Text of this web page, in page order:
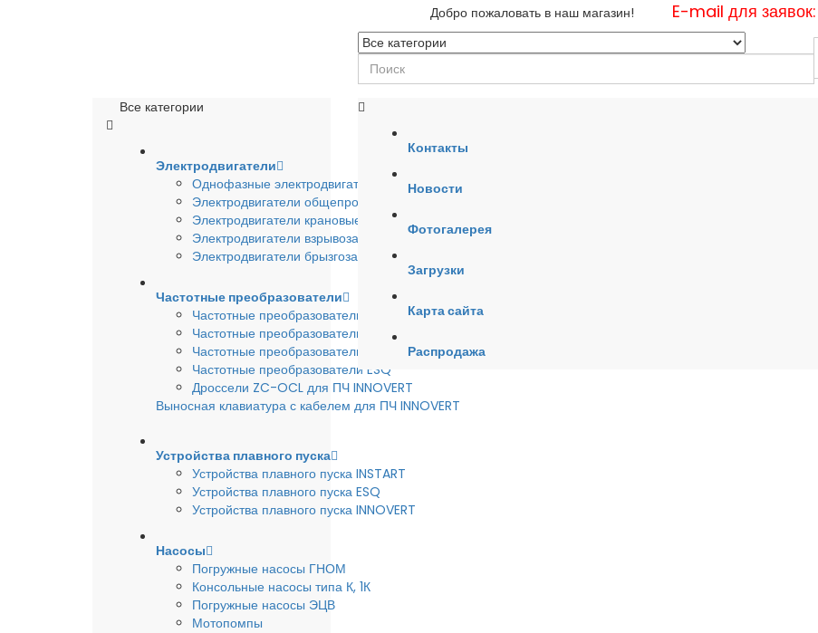
Добро пожаловать в наш магазин! E-mail для
Все категории
Электродвигатели
Однофазные электродвигатели
Электродвигатели общепромышленные
Электродвигатели крановые
Электродвигатели взрывозащишенные
Электродвигатели брызгозащищенные
Частотные преобразователи
Частотные преобразователи INSTART
Частотные преобразователи INNOVERT
Частотные преобразователи HYUNDAI
Частотные преобразователи ESQ
Дроссели ZC-OCL для ПЧ INNOVERT
Выносная клавиатура с кабелем для ПЧ INNOVERT
Устройства плавного пуска
Устройства плавного пуска INSTART
Устройства плавного пуска ESQ
Устройства плавного пуска INNOVERT
Насосы
Погружные насосы ГНОМ
Консольные насосы типа К, 1К
Погружные насосы ЭЦВ
Мотопомпы
Контакты
Новости
Фотогалерея
Загрузки
Карта сайта
Распродажа